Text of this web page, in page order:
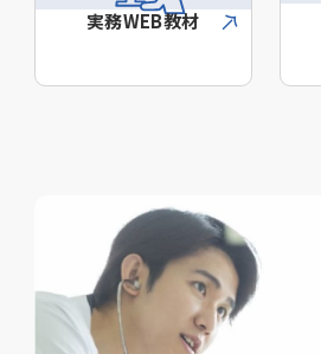
実務WEB教材